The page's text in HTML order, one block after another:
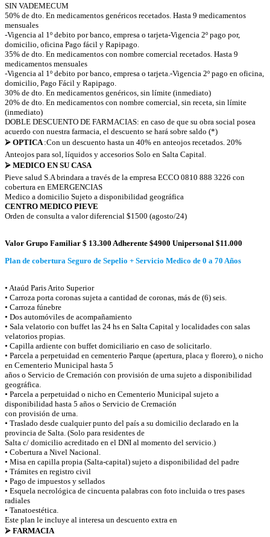
SIN VADEMECUM
50% de dto. En medicamentos genéricos recetados. Hasta 9 medicamentos
mensuales
-Vigencia al 1º debito por banco, empresa o tarjeta-Vigencia 2º pago por,
domicilio, oficina Pago fácil y Rapipago.
35% de dto. En medicamentos con nombre comercial recetados. Hasta 9
medicamentos mensuales
-Vigencia al 1º debito por banco, empresa o tarjeta.-Vigencia 2º pago en oficina,
domicilio, Pago Fácil y Rapipago.
30% de dto. En medicamentos genéricos, sin límite (inmediato)
20% de dto. En medicamentos con nombre comercial, sin receta, sin límite
(inmediato)
DOBLE DESCUENTO DE FARMACIAS: en caso de que su obra social posea
acuerdo con nuestra farmacia, el descuento se hará sobre saldo (*)
⮚ OPTICA :Con un descuento hasta un 40% en anteojos recetados. 20%
Anteojos para sol, líquidos y accesorios Solo en Salta Capital.
⮚ MEDICO EN SU CASA
Pieve salud S.A brindara a través de la empresa ECCO 0810 888 3226 con
cobertura en EMERGENCIAS
Medico a domicilio Sujeto a disponibilidad geográfica
CENTRO MEDICO PIEVE
Orden de consulta a valor diferencial $1500 (agosto/24)
Valor Grupo Familiar $ 13.300 Adherente $4900 Unipersonal $11.000
Plan de cobertura Seguro de Sepelio + Servicio Medico de 0 a 70 Años
• Ataúd Paris Arito Superior
• Carroza porta coronas sujeta a cantidad de coronas, más de (6) seis.
• Carroza fúnebre
• Dos automóviles de acompañamiento
• Sala velatorio con buffet las 24 hs en Salta Capital y localidades con salas
velatorios propias.
• Capilla ardiente con buffet domiciliario en caso de solicitarlo.
• Parcela a perpetuidad en cementerio Parque (apertura, placa y florero), o nicho
en Cementerio Municipal hasta 5
años o Servicio de Cremación con provisión de urna sujeto a disponibilidad
geográfica.
• Parcela a perpetuidad o nicho en Cementerio Municipal sujeto a
disponibilidad hasta 5 años o Servicio de Cremación
con provisión de urna.
• Traslado desde cualquier punto del país a su domicilio declarado en la
provincia de Salta. (Solo para residentes de
Salta c/ domicilio acreditado en el DNI al momento del servicio.)
• Cobertura a Nivel Nacional.
• Misa en capilla propia (Salta-capital) sujeto a disponibilidad del padre
• Trámites en registro civil
• Pago de impuestos y sellados
• Esquela necrológica de cincuenta palabras con foto incluida o tres pases
radiales
• Tanatoestética.
Este plan le incluye al interesa un descuento extra en
⮚ FARMACIA